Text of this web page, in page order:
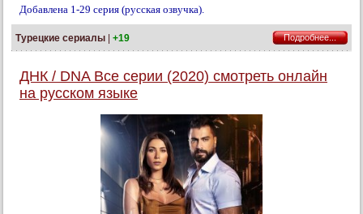
Добавлена 1-29 серия (русская озвучка).
Турецкие сериалы | +19 Подробнее...
ДНК / DNA Все серии (2020) смотреть онлайн
на русском языке